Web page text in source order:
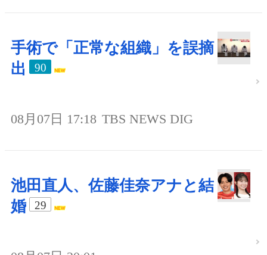
手術で「正常な組織」を誤摘
出
90
08月07日 17:18 TBS NEWS DIG
池田直人、佐藤佳奈アナと結
婚
29